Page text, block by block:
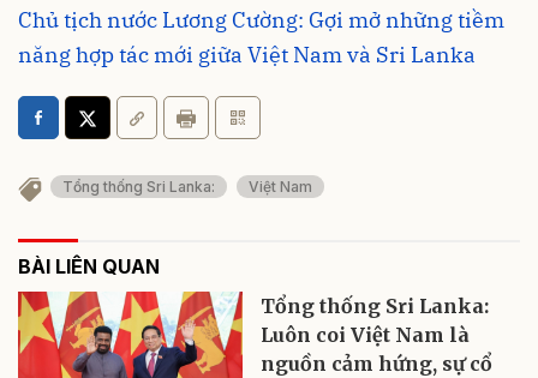
Chủ tịch nước Lương Cường: Gợi mở những tiềm
năng hợp tác mới giữa Việt Nam và Sri Lanka
Tổng thống Sri Lanka: Việt Nam
BÀI LIÊN QUAN
Tổng thống Sri Lanka:
Luôn coi Việt Nam là
nguồn cảm hứng, sự cổ